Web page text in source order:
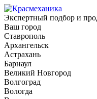
Экспертный подбор и
Ваш город
Ставрополь
Архангельск
Астрахань
Барнаул
Великий Новгород
Волгоград
Вологда